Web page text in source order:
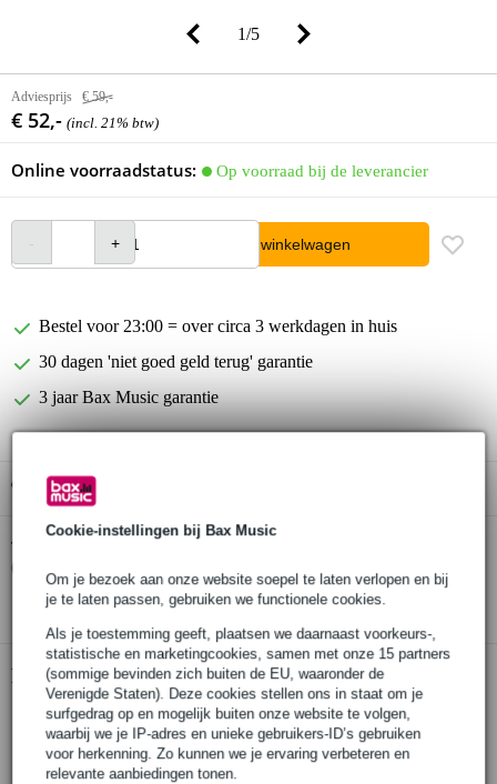
Cookie-instellingen bij Bax Music
Om je bezoek aan onze website soepel te laten verlopen en bij
je te laten passen, gebruiken we functionele cookies.
Als je toestemming geeft, plaatsen we daarnaast voorkeurs-,
statistische en marketingcookies, samen met onze 15 partners
(sommige bevinden zich buiten de EU, waaronder de
Verenigde Staten). Deze cookies stellen ons in staat om je
surfgedrag op en mogelijk buiten onze website te volgen,
waarbij we je IP-adres en unieke gebruikers-ID’s gebruiken
voor herkenning. Zo kunnen we je ervaring verbeteren en
relevante aanbiedingen tonen.
1/5
Adviesprijs € 59,-
€ 52,- (incl. 21% btw)
Online voorraadstatus: Op voorraad bij de leverancier
In winkelwagen
Bestel voor 23:00 = over circa 3 werkdagen in huis
30 dagen 'niet goed geld terug' garantie
3 jaar Bax Music garantie
Gratis ophalen in de winkel
Twijfel je of de Omnitronic EUMO-2 studio monitor statief
(per stuk)
Start de check
Productinformatie
studiomonitorstatief
materiaal: staal
auto-lock pin-constructie